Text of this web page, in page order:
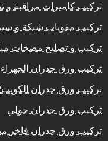
تركيب كاميرات مراقبة و
تركيب مقويات شبكة و
تركيب و تصليح مضخات
تركيب ورق جدران
تركيب ورق جدران الكويت66405052
تركيب ورق جدران حولي
تركيب ورق جدران فاخر